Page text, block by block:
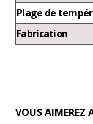
Plage de
Fabrication
VOUS AIMEREZ